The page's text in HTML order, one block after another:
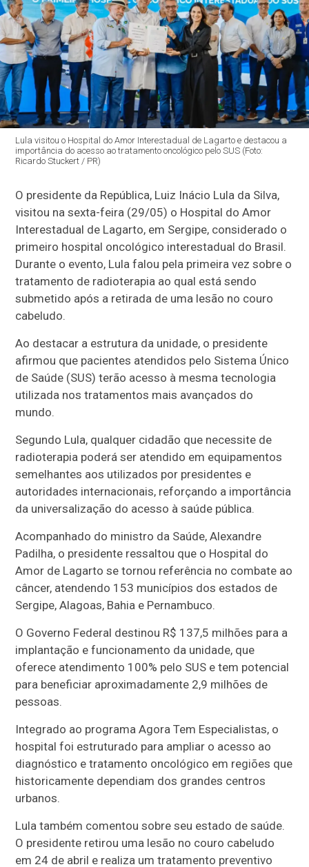
Lula visitou o Hospital do Amor Interestadual de Lagarto e destacou a
importância do acesso ao tratamento oncológico pelo SUS (Foto:
Ricardo Stuckert / PR)
O presidente da República, Luiz Inácio Lula da Silva,
visitou na sexta-feira (29/05) o Hospital do Amor
Interestadual de Lagarto, em Sergipe, considerado o
primeiro hospital oncológico interestadual do Brasil.
Durante o evento, Lula falou pela primeira vez sobre o
tratamento de radioterapia ao qual está sendo
submetido após a retirada de uma lesão no couro
cabeludo.
Ao destacar a estrutura da unidade, o presidente
afirmou que pacientes atendidos pelo Sistema Único
de Saúde (SUS) terão acesso à mesma tecnologia
utilizada nos tratamentos mais avançados do
mundo.
Segundo Lula, qualquer cidadão que necessite de
radioterapia poderá ser atendido em equipamentos
semelhantes aos utilizados por presidentes e
autoridades internacionais, reforçando a importância
da universalização do acesso à saúde pública.
Acompanhado do ministro da Saúde, Alexandre
Padilha, o presidente ressaltou que o Hospital do
Amor de Lagarto se tornou referência no combate ao
câncer, atendendo 153 municípios dos estados de
Sergipe, Alagoas, Bahia e Pernambuco.
O Governo Federal destinou R$ 137,5 milhões para a
implantação e funcionamento da unidade, que
oferece atendimento 100% pelo SUS e tem potencial
para beneficiar aproximadamente 2,9 milhões de
pessoas.
Integrado ao programa Agora Tem Especialistas, o
hospital foi estruturado para ampliar o acesso ao
diagnóstico e tratamento oncológico em regiões que
historicamente dependiam dos grandes centros
urbanos.
Lula também comentou sobre seu estado de saúde.
O presidente retirou uma lesão no couro cabeludo
em 24 de abril e realiza um tratamento preventivo